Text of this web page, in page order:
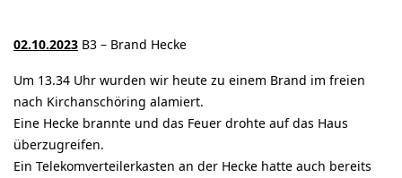
02.10.2023 B3 – Brand Hecke
Um 13.34 Uhr wurden wir heute zu einem Brand im freien
nach Kirchanschöring alamiert.
Eine Hecke brannte und das Feuer drohte auf das Haus
überzugreifen.
Ein Telekomverteilerkasten an der Hecke hatte auch bereits